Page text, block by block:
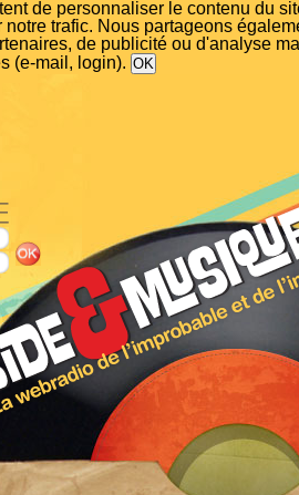
de personnaliser le contenu du
trafic. Nous partageons
de publicité ou d'analyse
(e-mail, login).